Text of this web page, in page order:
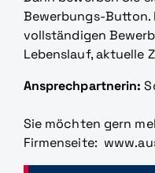
Bewerbungs-Button.
vollständigen
Lebenslauf, aktuelle
Ansprechpartnerin:
Sie möchten gern
Firmenseite: